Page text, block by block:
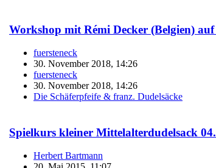
Workshop mit Rémi Decker (Belgien)
fuersteneck
30. November 2018, 14:26
fuersteneck
30. November 2018, 14:26
Die Schäferpfeife & franz. Dudelsäcke
Spielkurs kleiner Mittelalterdudelsack
Herbert Bartmann